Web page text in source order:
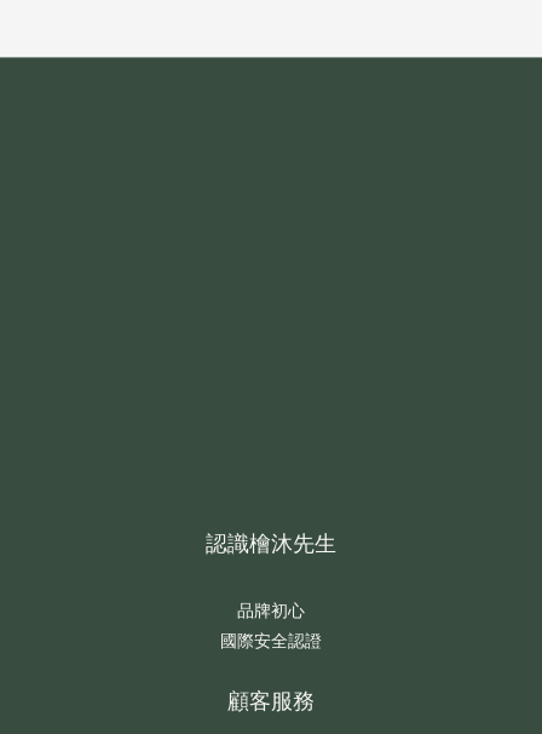
認識檜沐先生
品牌初心
國際安全認證
顧客服務